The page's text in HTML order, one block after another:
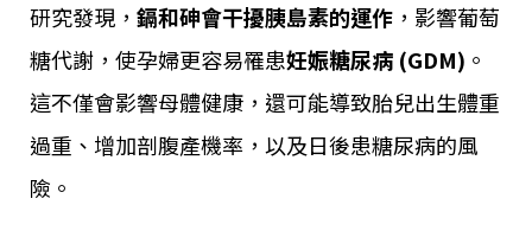
研究發現， 鎘和砷會干擾胰島素的運作 ，影響葡萄
糖代謝，使孕婦更容易罹患妊娠糖尿病 (GDM) 。
這不僅會影響母體健康，還可能導致胎兒出生體重
過重、增加剖腹產機率，以及日後患糖尿病的風
險。